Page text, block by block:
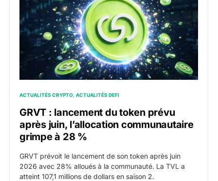
ACTUALITÉS CRYPTO ACTUALITÉS DEFI
GRVT : lancement du token prévu
après juin, l’allocation communautaire
grimpe à 28 %
GRVT prévoit le lancement de son token après juin
2026 avec 28% alloués à la communauté. La TVL a
atteint 107,1 millions de dollars en saison 2.